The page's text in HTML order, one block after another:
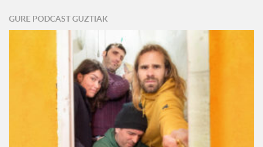
GURE PODCAST GUZTIAK